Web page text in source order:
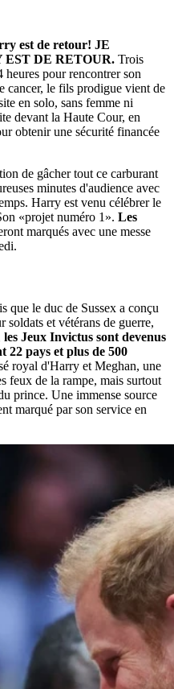
est de retour! JE
DE RETOUR. Trois
heures pour rencontrer son
cancer, le fils prodigue vient de
en solo, sans femme ni
devant la Haute Cour, en
obtenir une sécurité financée
de gâcher tout ce carburant
minutes d'audience avec
Harry est venu célébrer le
«projet numéro 1». Les
marqués avec une messe
que le duc de Sussex a conçu
et vétérans de guerre,
les Jeux Invictus sont devenus
22 pays et plus de 500
royal d'Harry et Meghan, une
feux de la rampe, mais surtout
prince. Une immense source
marqué par son service en